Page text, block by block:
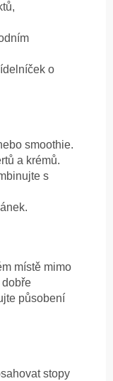
o
smoothie.
a krémů.
s
místě mimo
působení
stopy